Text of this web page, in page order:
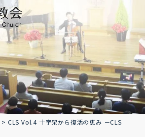
> CLS Vol.4 十字架から復活の恵み －CLS